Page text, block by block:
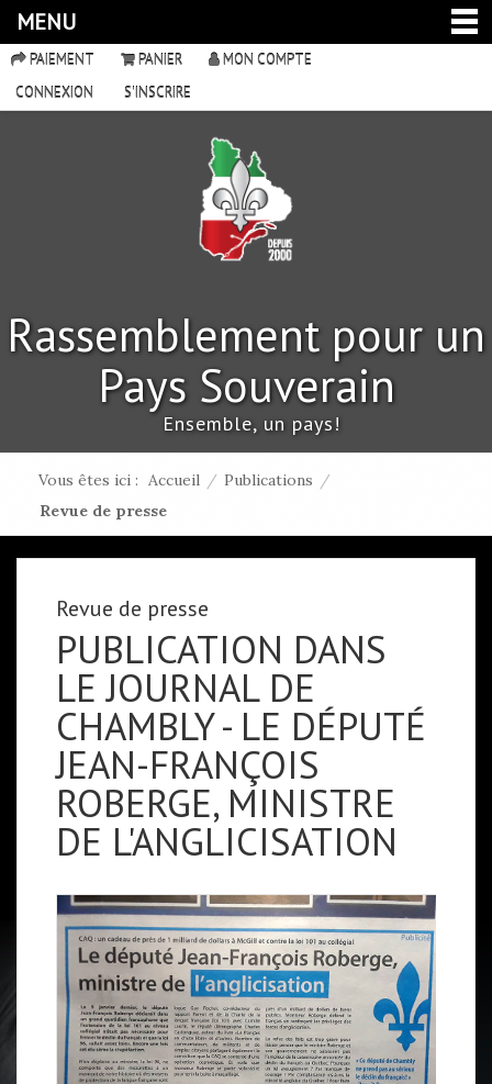
MENU
PAIEMENT PANIER
MON COMPTE
CONNEXION
S'INSCRIRE
Rassemblement pour un
Pays Souverain
Ensemble, un pays!
Vous êtes ici : Accueil / Publications /
Revue de presse
Revue de presse
PUBLICATION DANS
LE JOURNAL DE
CHAMBLY - LE DÉPUTÉ
JEAN-FRANÇOIS
ROBERGE, MINISTRE
DE L'ANGLICISATION